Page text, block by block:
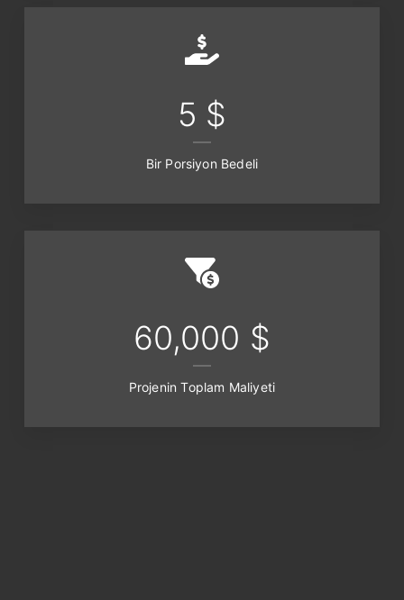
5 $
Bir Porsiyon Bedeli
60,000 $
Projenin Toplam Maliyeti